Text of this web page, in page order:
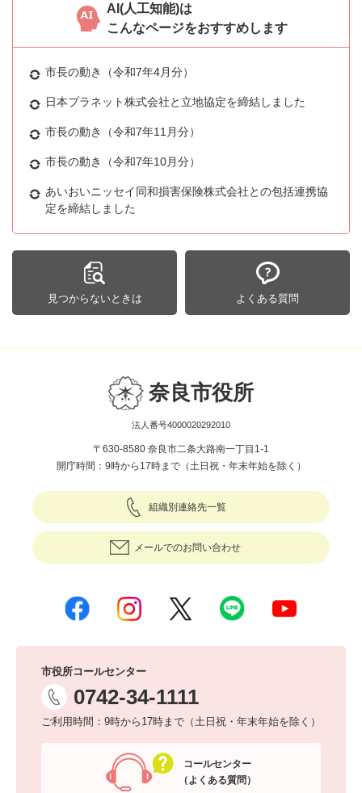
AI(人工知能)は
こんなページをおすすめします
市長の動き（令和7年4月分）
日本プラネット株式会社と立地協定を締結しました
市長の動き（令和7年11月分）
市長の動き（令和7年10月分）
あいおいニッセイ同和損害保険株式会社との包括連携協
定を締結しました
見つからないときは よくある質問
奈良市役所
法人番号4000020292010
〒630-8580 奈良市二条大路南一丁目1-1
開庁時間：9時から17時まで（土日祝・年末年始を除く）
組織別連絡先一覧
メールでのお問い合わせ
市役所コールセンター
0742-34-1111
ご利用時間：9時から17時まで（土日祝・年末年始を除く）
コールセンター
（よくある質問）